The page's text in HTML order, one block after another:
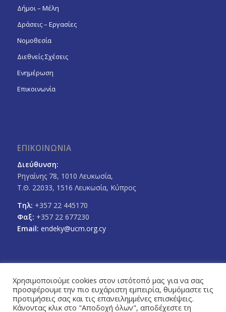
Δήμοι – Μέλη
Δράσεις – Εργασίες
Νομοθεσία
Διεθνείς Σχέσεις
Ενημέρωση
Επικοινωνία
ΕΠΙΚΟΙΝΩΝΙΑ
Διεύθυνση:
Ρηγαίνης 78, 1010 Λευκωσία,
Τ.Θ. 22033, 1516 Λευκωσία, Κύπρος
Τηλ: +357 22 445170
Φαξ: +357 22 677230
Email: endeky@ucm.org.cy
FOLLOW US
Facebook
Twitter
Χρησιμοποιούμε cookies στον ιστότοπό μας για να σας
προσφέρουμε την πιο ευχάριστη εμπειρία, θυμόμαστε τις
προτιμήσεις σας και τις επανειλημμένες επισκέψεις.
Κάνοντας κλικ στο "Αποδοχή όλων", αποδέχεστε τη